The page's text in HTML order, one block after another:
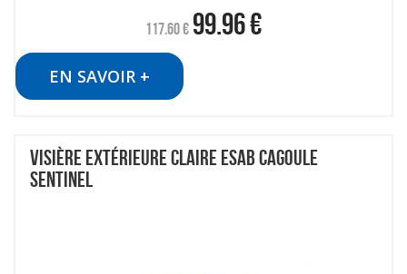
117.60€ 99.96€
EN SAVOIR +
VISIÈRE EXTÉRIEURE CLAIRE ESAB CAGOULE
SENTINEL